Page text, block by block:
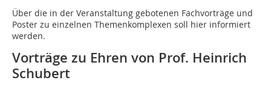
Über die in der Veranstaltung gebotenen Fachvorträge und
Poster zu einzelnen Themenkomplexen soll hier informiert
werden.
Vorträge zu Ehren von Prof. Heinrich
Schubert